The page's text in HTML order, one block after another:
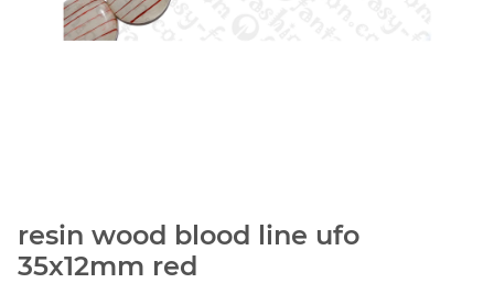
resin wood blood line ufo
35x12mm red